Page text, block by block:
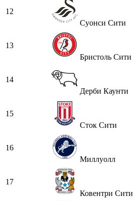
12
Суонси Сити
13
Бристоль Сити
14
Дерби Каунти
15
Сток Сити
16
Миллуолл
17
Ковентри Сити